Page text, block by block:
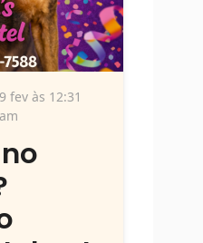
9 fev às 12:31
am